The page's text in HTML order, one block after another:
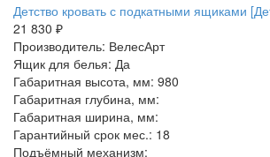
Детство кровать с подкатными ящиками
21 830 ₽
Производитель: ВелесАрт
Ящик для белья: Да
Габаритная высота, мм: 980
Габаритная глубина, мм:
Габаритная ширина, мм:
Гарантийный срок мес.: 18
Подъёмный механизм: